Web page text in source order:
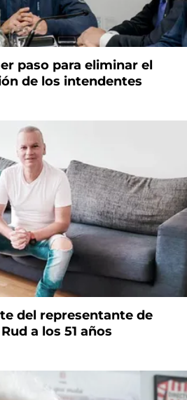
paso para eliminar el
de los intendentes
del representante de
a los 51 años